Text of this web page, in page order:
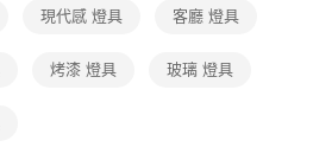
金額後，即可完成結帳。
行付款，方視為交易完成。
取消之訂單仍視為有效，需透過AFTEE先享
現代感 燈具 客廳 燈具
烤漆 燈具 玻璃 燈具